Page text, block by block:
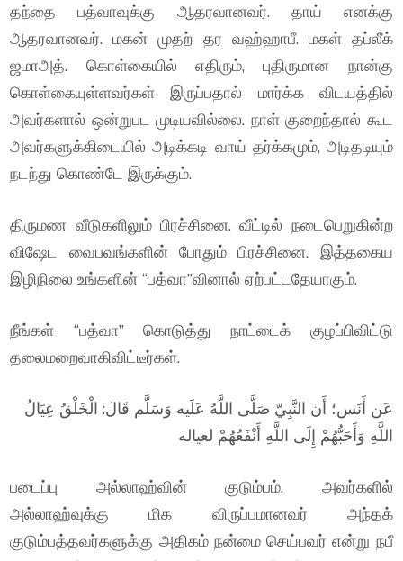
தந்தை பத்வாவுக்கு ஆதரவானவர். தாய் எனக்கு
ஆதரவானவர். மகன் முதற் தர வஹ்ஹாபீ. மகள் தப்லீக்
ஜமாஅத். கொள்கையில் எதிரும், புதிருமான நான்கு
கொள்கையுள்ளவர்கள் இருப்பதால் மார்க்க விடயத்தில்
அவர்களால் ஒன்றுபட முடியவில்லை. நாள் குறைந்தால் கூட
அவர்களுக்கிடையில் அடிக்கடி வாய் தர்க்கமும், அடிதடியும்
நடந்து கொண்டே இருக்கும்.
திருமண வீடுகளிலும் பிரச்சினை. வீட்டில் நடைபெறுகின்ற
விஷேட வைபவங்களின் போதும் பிரச்சினை. இத்தகைய
இழிநிலை உங்களின் “பத்வா”வினால் ஏற்பட்டதேயாகும்.
நீங்கள் “பத்வா” கொடுத்து நாட்டைக் குழப்பிவிட்டு
தலைமறைவாகிவிட்டீர்கள்.
عَن أَنَس؛ أَن النَّبِيّ صَلَّى اللَّهُ عَلَيه وَسَلَّم قَالَ: الْخَلْقُ عِيَالُ
اللَّهِ وَأَحَبُّهُمْ إِلَى اللَّهِ أَنْفَعُهُمْ لعياله
படைப்பு அல்லாஹ்வின் குடும்பம். அவர்களில்
அல்லாஹ்வுக்கு மிக விருப்பமானவர் அந்தக்
குடும்பத்தவர்களுக்கு அதிகம் நன்மை செய்பவர் என்று நபீ